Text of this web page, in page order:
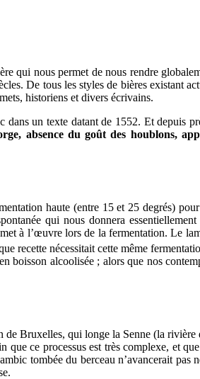
qui nous permet de nous rendre
De tous les styles de bières existant
historiens et divers écrivains.
un texte datant de 1552. Et depuis
absence du goût des houblons,
haute (entre 15 et 25 degrés)
qui nous donnera
à l’œuvre lors de la fermentation. Le
recette nécessitait cette même
boisson alcoolisée ; alors que nos
Bruxelles, qui longe la Senne (la
ce processus est très complexe, et
tombée du berceau n’avancerait pas